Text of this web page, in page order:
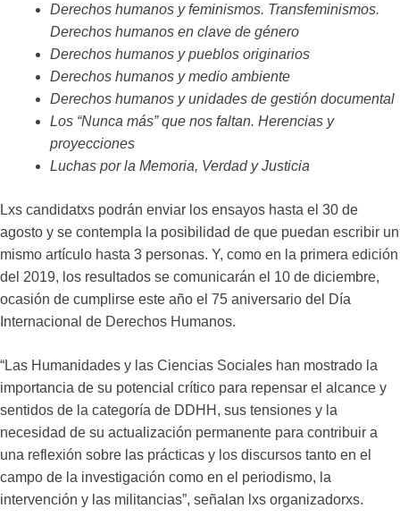
Derechos humanos y feminismos. Transfeminismos.
Derechos humanos en clave de género
Derechos humanos y pueblos originarios
Derechos humanos y medio ambiente
Derechos humanos y unidades de gestión documental
Los “Nunca más” que nos faltan. Herencias y
proyecciones
Luchas por la Memoria, Verdad y Justicia
Lxs candidatxs podrán enviar los ensayos hasta el 30 de
agosto y se contempla la posibilidad de que puedan escribir un
mismo artículo hasta 3 personas. Y, como en la primera edición
del 2019, los resultados se comunicarán el 10 de diciembre,
ocasión de cumplirse este año el 75 aniversario del Día
Internacional de Derechos Humanos.
“Las Humanidades y las Ciencias Sociales han mostrado la
importancia de su potencial crítico para repensar el alcance y
sentidos de la categoría de DDHH, sus tensiones y la
necesidad de su actualización permanente para contribuir a
una reflexión sobre las prácticas y los discursos tanto en el
campo de la investigación como en el periodismo, la
intervención y las militancias”, señalan lxs organizadorxs.